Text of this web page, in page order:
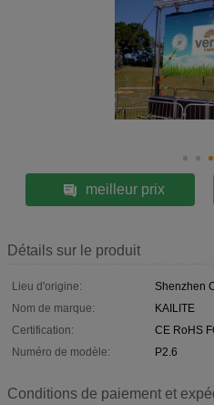
meilleur prix
Détails sur le produit
Lieu d'origine:
Shenzhen
Nom de marque:
KAILITE
Certification:
CE RoHS
Numéro de modèle:
P2.6
Conditions de paiement et